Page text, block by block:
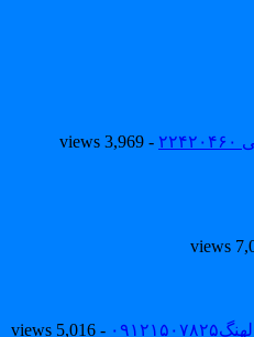
- 3,969 views
- 5,016 views